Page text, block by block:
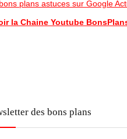
plans astuces sur Google
la Chaine Youtube
des bons plans